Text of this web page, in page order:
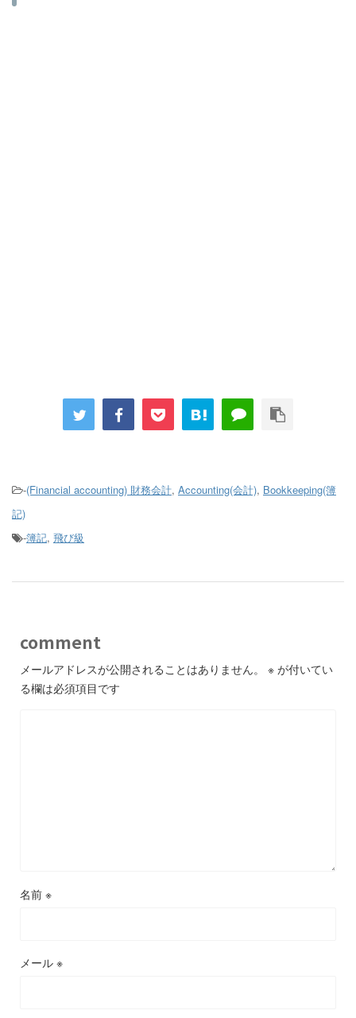
-(Financial accounting) 財務会計, Accounting(会計), Bookkeeping(簿
記)
-簿記, 飛び級
comment
メールアドレスが公開されることはありません。 ※ が付いてい
る欄は必須項目です
名前 ※
メール ※